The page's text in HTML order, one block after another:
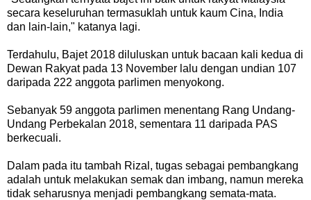
secara keseluruhan termasuklah untuk kaum Cina, India
dan lain-lain," katanya lagi.
Terdahulu, Bajet 2018 diluluskan untuk bacaan kali kedua di
Dewan Rakyat pada 13 November lalu dengan undian 107
daripada 222 anggota parlimen menyokong.
Sebanyak 59 anggota parlimen menentang Rang Undang-
Undang Perbekalan 2018, sementara 11 daripada PAS
berkecuali.
Dalam pada itu tambah Rizal, tugas sebagai pembangkang
adalah untuk melakukan semak dan imbang, namun mereka
tidak seharusnya menjadi pembangkang semata-mata.